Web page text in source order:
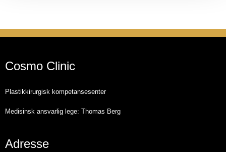
Cosmo Clinic
Plastikkirurgisk kompetansesenter
Medisinsk ansvarlig lege: Thomas Berg
Adresse